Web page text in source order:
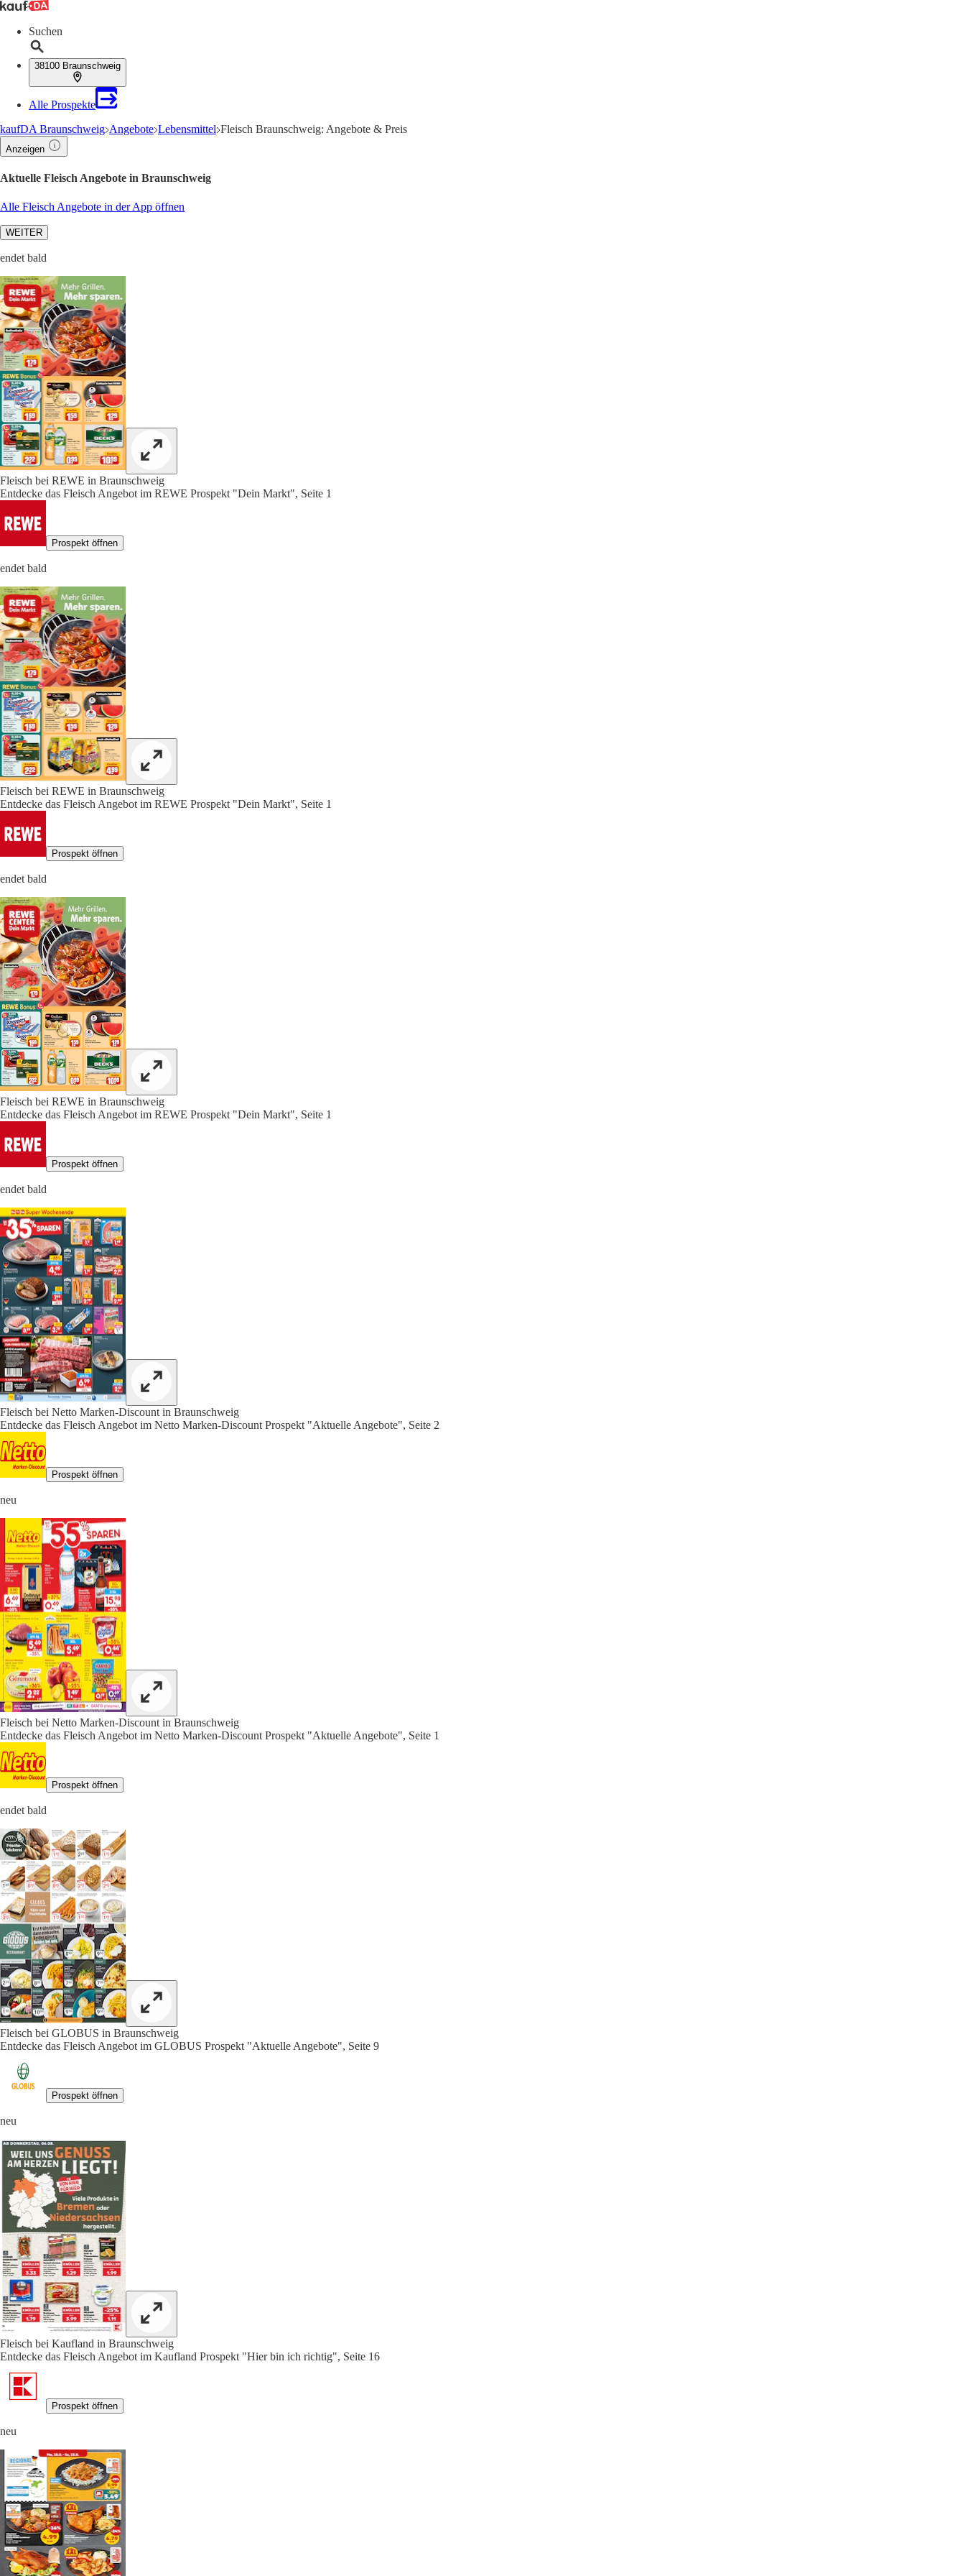
Suchen
38100 Braunschweig
Alle Prospekte
kaufDA Braunschweig Angebote Lebensmittel Fleisch Braunschweig: Angebote & Preis
Anzeigen
Aktuelle Fleisch Angebote in Braunschweig
Alle Fleisch Angebote in der App öffnen
WEITER
endet bald
Fleisch bei REWE in Braunschweig
Entdecke das Fleisch Angebot im REWE Prospekt "Dein Markt", Seite 1
Prospekt öffnen
endet bald
Fleisch bei REWE in Braunschweig
Entdecke das Fleisch Angebot im REWE Prospekt "Dein Markt", Seite 1
Prospekt öffnen
endet bald
Fleisch bei REWE in Braunschweig
Entdecke das Fleisch Angebot im REWE Prospekt "Dein Markt", Seite 1
Prospekt öffnen
endet bald
Fleisch bei Netto Marken-Discount in Braunschweig
Entdecke das Fleisch Angebot im Netto Marken-Discount Prospekt "Aktuelle Angebote", Seite 2
Prospekt öffnen
neu
Fleisch bei Netto Marken-Discount in Braunschweig
Entdecke das Fleisch Angebot im Netto Marken-Discount Prospekt "Aktuelle Angebote", Seite 1
Prospekt öffnen
endet bald
Fleisch bei GLOBUS in Braunschweig
Entdecke das Fleisch Angebot im GLOBUS Prospekt "Aktuelle Angebote", Seite 9
Prospekt öffnen
neu
Fleisch bei Kaufland in Braunschweig
Entdecke das Fleisch Angebot im Kaufland Prospekt "Hier bin ich richtig", Seite 16
Prospekt öffnen
neu